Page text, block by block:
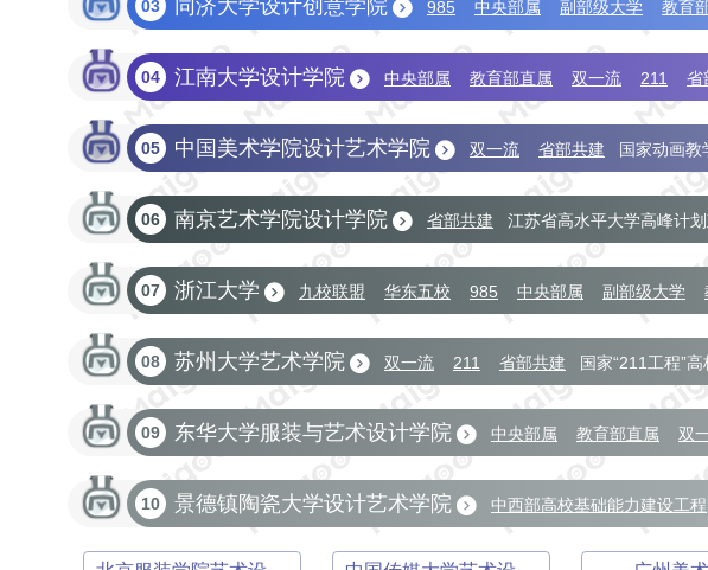
03 同济大学设计创意学院 985 中央部属 副部级大学 教育
双一流 211 省部共建
04 江南大学设计学院 中央部属 教育部直属 双一流 211 省
05 中国美术学院设计艺术学院 双一流 省部共建 国家动画教
06 南京艺术学院设计学院 省部共建 江苏省高水平大学高峰计
07 浙江大学 九校联盟 华东五校 985 中央部属 副部级大学
省部共建
08 苏州大学艺术学院 双一流 211 省部共建 国家“211工程”高
09 东华大学服装与艺术设计学院 中央部属 教育部直属 双
10 景德镇陶瓷大学设计艺术学院 中西部高校基础能力建设工程
教育部卓越工程师教育培养计划高校